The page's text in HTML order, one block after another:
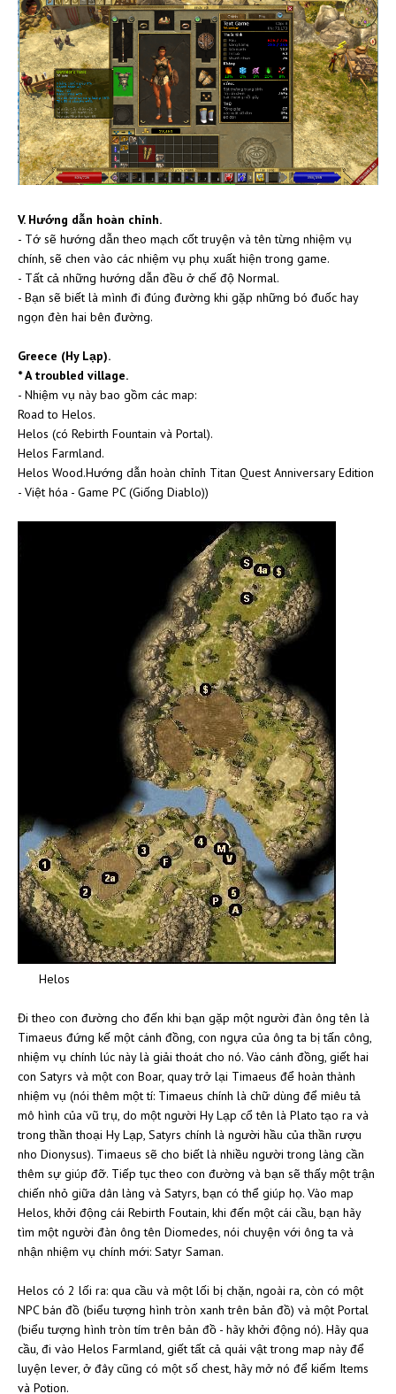
V. Hướng dẫn hoàn chỉnh.
- Tớ sẽ hướng dẫn theo mạch cốt truyện và tên từng nhiệm vụ
chính, sẽ chen vào các nhiệm vụ phụ xuất hiện trong game.
- Tất cả những hướng dẫn đều ở chế độ Normal.
- Bạn sẽ biết là mình đi đúng đường khi gặp những bó đuốc hay
ngọn đèn hai bên đường.
Greece (Hy Lạp).
* A troubled village.
- Nhiệm vụ này bao gồm các map:
Road to Helos.
Helos (có Rebirth Fountain và Portal).
Helos Farmland.
Helos Wood.Hướng dẫn hoàn chỉnh Titan Quest Anniversary Edition
- Việt hóa - Game PC (Giống Diablo))
Helos
Đi theo con đường cho đến khi bạn gặp một người đàn ông tên là
Timaeus đứng kế một cánh đồng, con ngựa của ông ta bị tấn công,
nhiệm vụ chính lúc này là giải thoát cho nó. Vào cánh đồng, giết hai
con Satyrs và một con Boar, quay trở lại Timaeus để hoàn thành
nhiệm vụ (nói thêm một tí: Timaeus chính là chữ dùng để miêu tả
mô hình của vũ trụ, do một người Hy Lạp cổ tên là Plato tạo ra và
trong thần thoại Hy Lạp, Satyrs chính là người hầu của thần rượu
nho Dionysus). Timaeus sẽ cho biết là nhiều người trong làng cần
thêm sự giúp đỡ. Tiếp tục theo con đường và bạn sẽ thấy một trận
chiến nhỏ giữa dân làng và Satyrs, bạn có thể giúp họ. Vào map
Helos, khởi động cái Rebirth Foutain, khi đến một cái cầu, bạn hãy
tìm một người đàn ông tên Diomedes, nói chuyện với ông ta và
nhận nhiệm vụ chính mới: Satyr Saman.
Helos có 2 lối ra: qua cầu và một lối bị chặn, ngoài ra, còn có một
NPC bán đồ (biểu tượng hình tròn xanh trên bản đồ) và một Portal
(biểu tượng hình tròn tím trên bản đồ - hãy khởi động nó). Hãy qua
cầu, đi vào Helos Farmland, giết tất cả quái vật trong map này để
luyện lever, ở đây cũng có một số chest, hãy mở nó để kiếm Items
và Potion.